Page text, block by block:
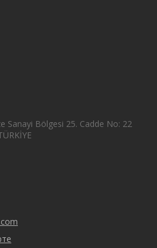
Sanayi Bölgesi 25. Cadde No: 22